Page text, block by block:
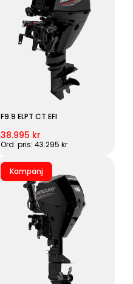
F9.9 ELPT CT EFI
38.995 kr
Ord. pris: 43.295 kr
Kampanj